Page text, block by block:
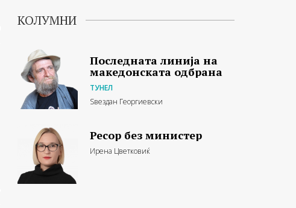
КОЛУМНИ
Последната линија на
македонската одбрана
ТУНЕЛ
Ѕвездан Георгиевски
Ресор без министер
Ирена Цветковиќ